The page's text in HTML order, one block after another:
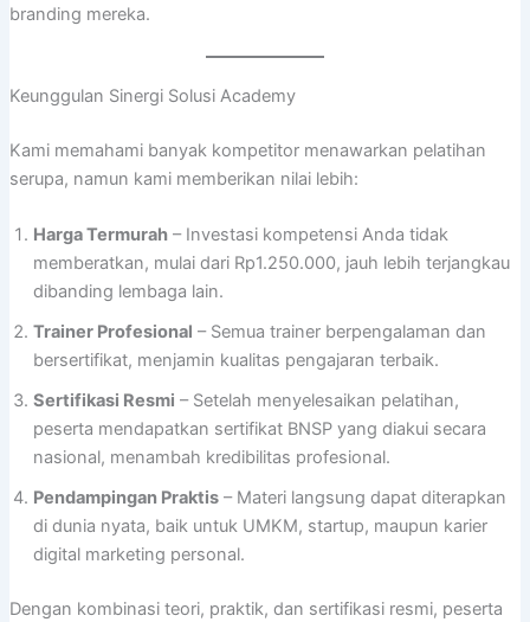
branding mereka.
Keunggulan Sinergi Solusi Academy
Kami memahami banyak kompetitor menawarkan pelatihan
serupa, namun kami memberikan nilai lebih:
Harga Termurah– Investasi kompetensi Anda tidak
memberatkan, mulai dari Rp1.250.000, jauh lebih terjangkau
dibanding lembaga lain.
Trainer Profesional – Semua trainer berpengalaman dan
bersertifikat, menjamin kualitas pengajaran terbaik.
Sertifikasi Resmi – Setelah menyelesaikan pelatihan,
peserta mendapatkan sertifikat BNSP yang diakui secara
nasional, menambah kredibilitas profesional.
Pendampingan Praktis– Materi langsung dapat diterapkan
di dunia nyata, baik untuk UMKM, startup, maupun karier
digital marketing personal.
Dengan kombinasi teori, praktik, dan sertifikasi resmi, peserta